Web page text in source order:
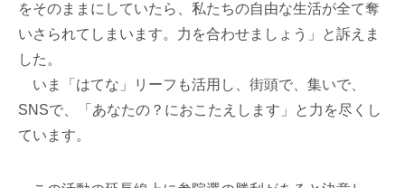
をそのままにしていたら、私たちの自由な生活が全て奪
いさられてしまいます。力を合わせましょう」と訴えま
した。
いま「はてな」リーフも活用し、街頭で、集いで、
SNSで、「あなたの？におこたえします」と力を尽くし
ています。